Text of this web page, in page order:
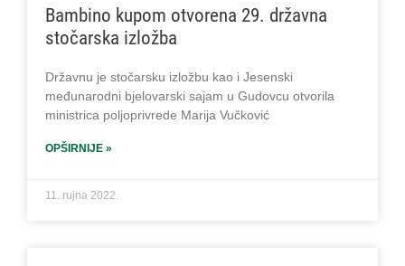
Bambino kupom otvorena 29. državna
stočarska izložba
Državnu je stočarsku izložbu kao i Jesenski
međunarodni bjelovarski sajam u Gudovcu otvorila
ministrica poljoprivrede Marija Vučković
OPŠIRNIJE »
11. rujna 2022.